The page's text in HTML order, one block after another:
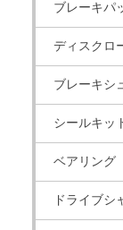
ブレーキパ
ディスクロ
ブレーキシ
シールキッ
ベアリング
ドライブシ